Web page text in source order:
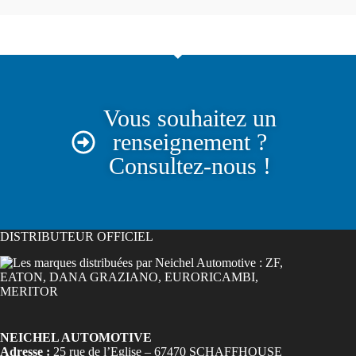
Vous souhaitez un
renseignement ?
Consultez-nous !
DISTRIBUTEUR OFFICIEL
NEICHEL AUTOMOTIVE
Adresse : 25 rue de l’Eglise – 67470 SCHAFFHOUSE